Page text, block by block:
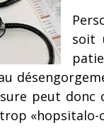
soit
peut donc
«hopsitalo-